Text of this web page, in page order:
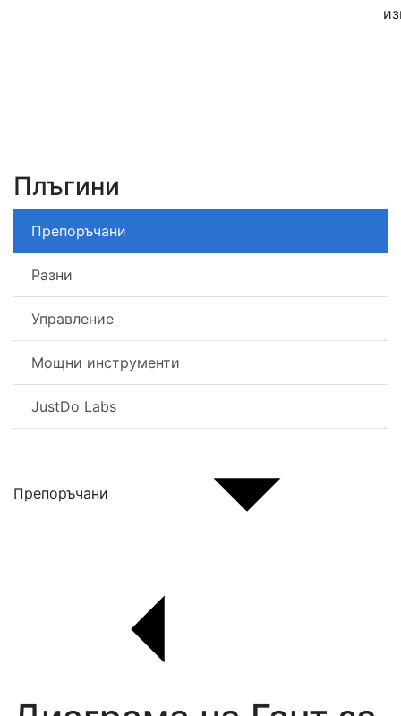
Плъгини
Препоръчани
Разни
Управление
Мощни инструменти
JustDo Labs
Препоръчани